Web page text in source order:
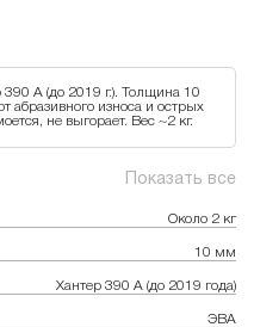
А (до 2019 г.). Толщина 10
износа и острых
не выгорает. Вес ~2 кг.
Показать все
Около 2 кг
10 мм
Хантер 390 А (до 2019 года)
ЭВА